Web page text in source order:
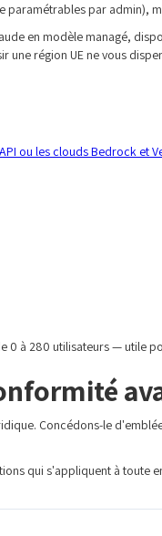
par admin),
en modèle managé,
région UE ne vous
ou les clouds Bedrock et
0 à 280 utilisateurs —
Concédons-le
qui s'appliquent à toute